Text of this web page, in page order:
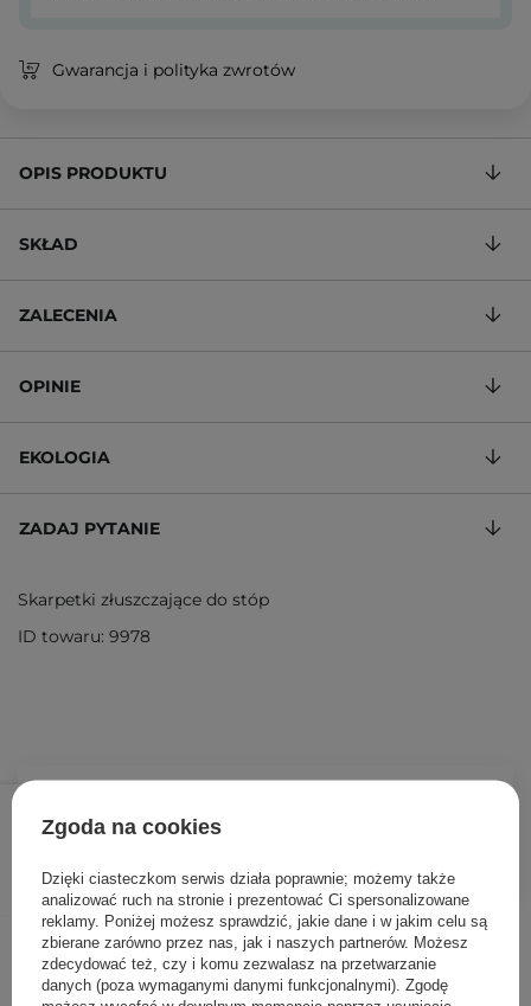
Gwarancja i polityka zwrotów
OPIS PRODUKTU
SKŁAD
ZALECENIA
OPINIE
EKOLOGIA
ZADAJ PYTANIE
Skarpetki złuszczające do stóp
ID towaru: 9978
Inni klienci sprawdzali również
Zgoda na cookies
Dzięki ciasteczkom serwis działa poprawnie; możemy także
analizować ruch na stronie i prezentować Ci spersonalizowane
reklamy. Poniżej możesz sprawdzić, jakie dane i w jakim celu są
zbierane zarówno przez nas, jak i naszych partnerów. Możesz
zdecydować też, czy i komu zezwalasz na przetwarzanie
danych (poza wymaganymi danymi funkcjonalnymi). Zgodę